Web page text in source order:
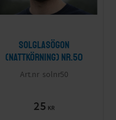
Solglasögon
(nattkörning) nr.50
solnr50
25 KR